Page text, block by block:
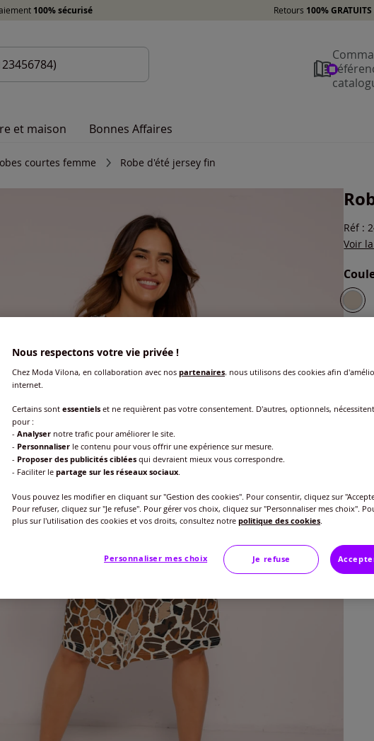
100% sécurisé Retours 100%
et maison Bonnes Affaires
courtes femme Robe d'été jersey fin
Réf :
Voir
Nous respectons votre vie privée !
Chez Moda Vilona, en collaboration avec nos partenaires, nous utilisons des cookies afin
internet.
Certains sont essentiels et ne requièrent pas votre consentement. D'autres, optionnels,
pour :
- Analyser notre trafic pour améliorer le site.
- Personnaliser le contenu pour vous offrir une expérience sur mesure.
- Proposer des publicités ciblées qui devraient mieux vous correspondre.
- Faciliter le partage sur les réseaux sociaux.
Vous pouvez les modifier en cliquant sur "Gestion des cookies". Pour consentir, cliquez sur
Pour refuser, cliquez sur "Je refuse". Pour gérer vos choix, cliquez sur "Personnaliser mes choix".
plus sur l'utilisation des cookies et vos droits, consultez notre politique des cookies.
Personnaliser mes choix Je refuse